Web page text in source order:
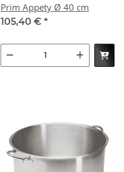
Prim Appety Ø 40 cm
105,40 € *